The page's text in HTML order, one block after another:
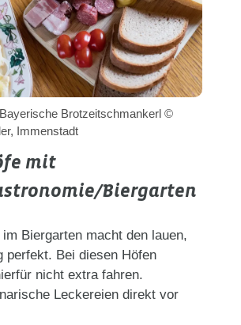
Brotzeitschmankerl ©
Immenstadt
mit
Biergarten
Biergarten macht den lauen,
perfekt. Bei diesen Höfen
nicht extra fahren.
Leckereien direkt vor